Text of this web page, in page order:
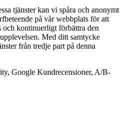
tjänster kan vi spåra och anonymt
på vår webbplats för att
och kontinuerligt förbättra den
Med ditt samtycke
från tredje part på denna
Google Kundrecensioner, A/B-